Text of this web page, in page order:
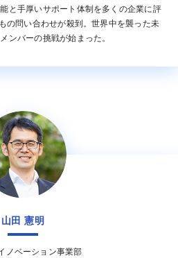
と手厚いサポート体制を多くの企業に評
の問い合わせが殺到。世界中を襲った未
ンバーの挑戦が始まった。
山田 憲明
ノベーション事業部